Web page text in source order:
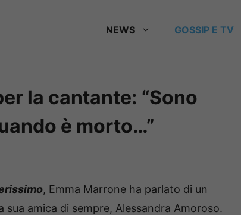
NEWS GOSSIP E TV
la cantante: “Sono
è morto…”
, Emma Marrone ha parlato di un
amica di sempre, Alessandra Amoroso.